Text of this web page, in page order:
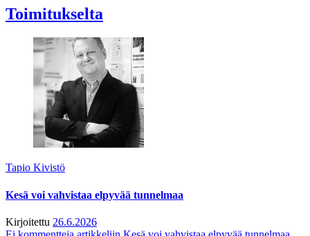
Toimitukselta
Tapio Kivistö
Kesä voi vahvistaa elpyvää tunnelmaa
Kirjoitettu 26.6.2026